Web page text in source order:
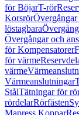
för BöjarT-rör
KorsrörÖvergångar
löstagbara
Övergångar och
för Kompensatorer
för värme
värme
Värmeanslutningar
StålTätningar för
rördelarRörfästen
Mapress Koppar